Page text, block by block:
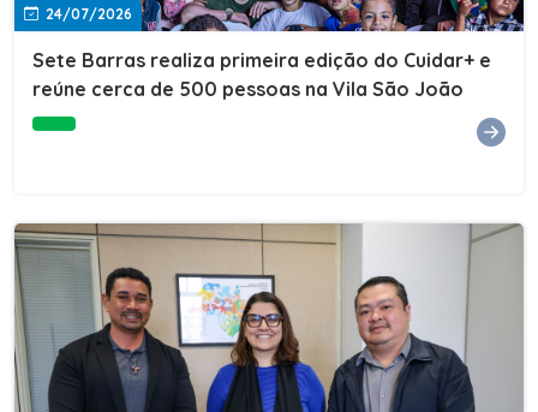
24/07/2026
Sete Barras realiza primeira edição do Cuidar+ e
reúne cerca de 500 pessoas na Vila São João